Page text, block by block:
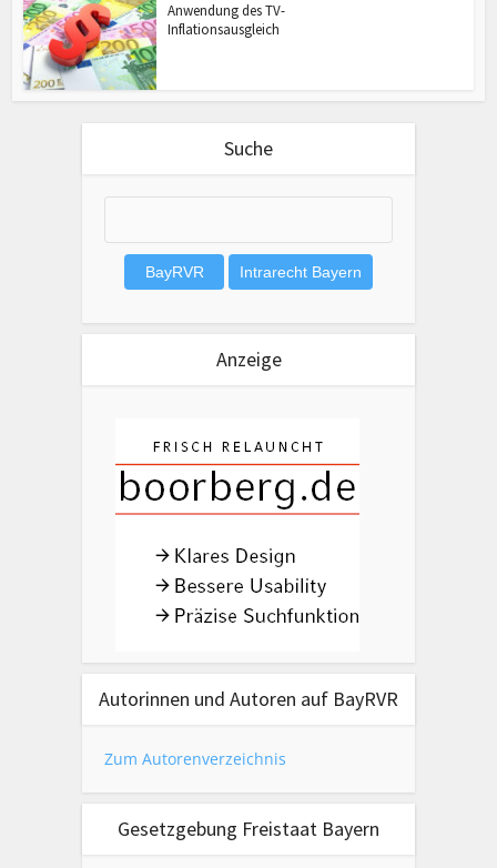
Anwendung des TV-
Inflationsausgleich
Suche
Anzeige
Autorinnen und Autoren auf BayRVR
Zum Autorenverzeichnis
Gesetzgebung Freistaat Bayern